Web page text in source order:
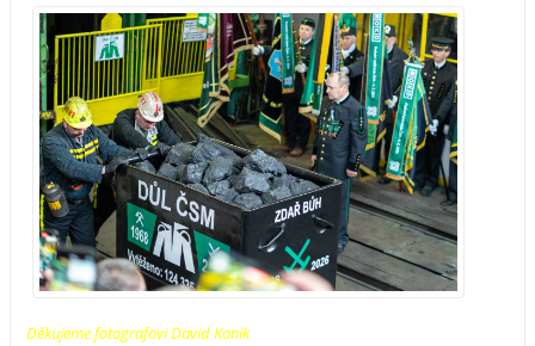
Děkujeme fotografovi David Konik